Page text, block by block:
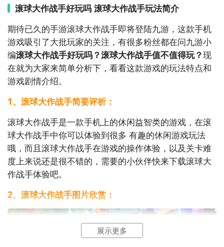
通过上面的游戏介绍和图片，可能大家对滚球破坏有大
致的了解了，不过这么游戏要怎么样才能抢先体验到
呢？不用担心，目前九游客户端已经开通了测试提醒
了，通过在九游APP中搜索“滚球破坏”，点击右边的
【订阅】或者是【开测提醒】，订阅游戏就不会错过最
先的下载机会了咯！
刷好游 上九游
立即下载
滚球大作战手好玩吗 滚球大作战手玩法简介
期待已久的手游滚球大作战手即将登陆九游，这款手机
游戏吸引了大批玩家的关注，有很多粉丝都在问九游小
编滚球大作战手好玩吗？滚球大作战手值不值得玩？现
在就为大家来简单分析下，看看这款游戏的玩法特点和
游戏剧情介绍。
1、滚球大作战手简要评析：
滚球大作战手是一款手机上的休闲益智类的游戏，在滚
球大作战手中你可以体验到很多 有趣的休闲游戏玩法
哦，而且滚球大作战手在游戏的操作体验，以及关卡难
度上来说还是很不错的，需要的小伙伴快来下载滚球大
作战手体验吧。
2、滚球大作战手图片欣赏：
展示更多